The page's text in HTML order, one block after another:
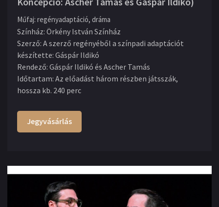
Műfaj: regényadaptáció, dráma
Színház: Örkény István Színház
Szerző: A szerző regényéből a színpadi adaptációt
készítette: Gáspár Ildikó
Rendező: Gáspár Ildikó és Ascher Tamás
Időtartam: Az előadást három részben játsszák,
hossza kb. 240 perc
Jegyvásárlás